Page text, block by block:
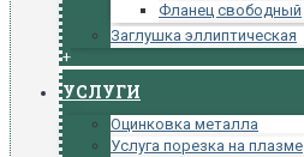
Фланец свободный
Заглушка эллиптическая
+
УСЛУГИ
Оцинковка металла
Услуга порезка на плазме